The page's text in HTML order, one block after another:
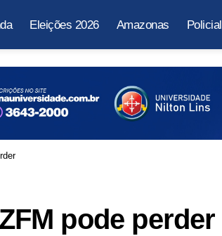
Eleições 2026 Amazonas Policial
pode perder